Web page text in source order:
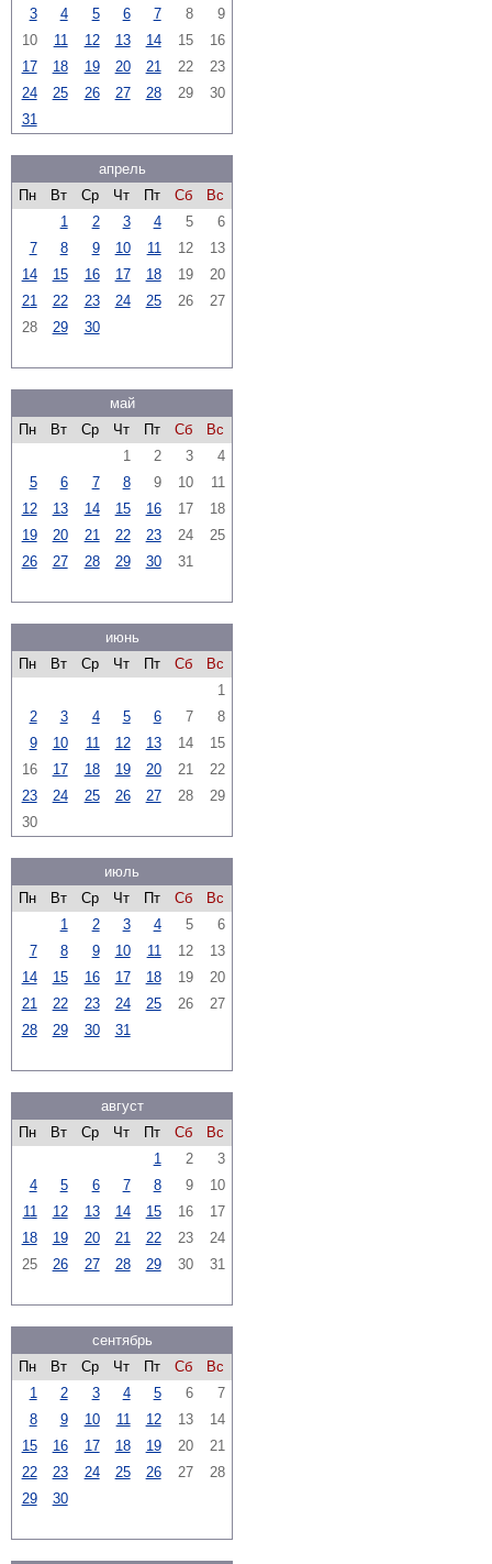
3 4 5 6 7 8
9
10
11 12 13 14 15
16
17
18 19 20 21 22
23
24
25 26 27 28 29
30
31
апрель
Пн
Вт Ср Чт Пт Сб
Вс
1
2 3 4 5
6
7
8 9 10 11 12
13
14
15 16 17 18 19
20
21
22 23 24 25 26
27
28
29 30
май
Пн
Вт Ср Чт Пт Сб
Вс
1
2 3
4
5
6 7 8 9 10
11
12
13 14 15 16 17
18
19
20 21 22 23 24
25
26
27 28 29 30 31
июнь
Пн
Вт Ср Чт Пт Сб
Вс
1
2
3 4 5 6 7
8
9
10 11 12 13 14
15
16
17 18 19 20 21
22
23
24 25 26 27 28
29
30
июль
Пн
Вт Ср Чт Пт Сб
Вс
1
2 3 4 5
6
7
8 9 10 11 12
13
14
15 16 17 18 19
20
21
22 23 24 25 26
27
28
29 30 31
август
Пн
Вт Ср Чт Пт Сб
Вс
1
2
3
4
5 6 7 8 9
10
11
12 13 14 15 16
17
18
19 20 21 22 23
24
25
26 27 28 29 30 31
сентябрь
Пн
Вт Ср Чт Пт Сб
Вс
1
2 3 4 5 6
7
8
9 10 11 12 13
14
15
16 17 18 19 20
21
22
23 24 25 26 27
28
29
30